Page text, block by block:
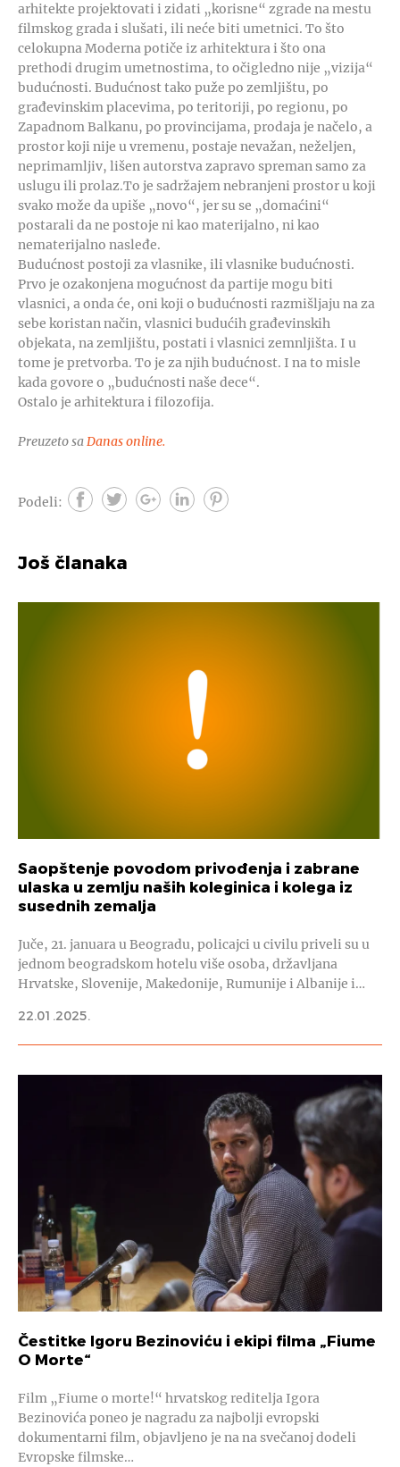
arhitekte projektovati i zidati „korisne“ zgrade na mestu
filmskog grada i slušati, ili neće biti umetnici. To što
celokupna Moderna potiče iz arhitektura i što ona
prethodi drugim umetnostima, to očigledno nije „vizija“
budućnosti. Budućnost tako puže po zemljištu, po
građevinskim placevima, po teritoriji, po regionu, po
Zapadnom Balkanu, po provincijama, prodaja je načelo, a
prostor koji nije u vremenu, postaje nevažan, neželjen,
neprimamljiv, lišen autorstva zapravo spreman samo za
uslugu ili prolaz.To je sadržajem nebranjeni prostor u koji
svako može da upiše „novo“, jer su se „domaćini“
postarali da ne postoje ni kao materijalno, ni kao
nematerijalno nasleđe.
Budućnost postoji za vlasnike, ili vlasnike budućnosti.
Prvo je ozakonjena mogućnost da partije mogu biti
vlasnici, a onda će, oni koji o budućnosti razmišljaju na za
sebe koristan način, vlasnici budućih građevinskih
objekata, na zemljištu, postati i vlasnici zemnljišta. I u
tome je pretvorba. To je za njih budućnost. I na to misle
kada govore o „budućnosti naše dece“.
Ostalo je arhitektura i filozofija.
Preuzeto saDanas online.
Podeli:
Još članaka
Saopštenje povodom privođenja i zabrane
ulaska u zemlju naših koleginica i kolega iz
susednih zemalja
Juče, 21. januara u Beogradu, policajci u civilu priveli su u
jednom beogradskom hotelu više osoba, državljana
Hrvatske, Slovenije, Makedonije, Rumunije i Albanije i…
22.01.2025.
Čestitke Igoru Bezinoviću i ekipi filma „Fiume
O Morte“
Film „Fiume o morte!“ hrvatskog reditelja Igora
Bezinovića poneo je nagradu za najbolji evropski
dokumentarni film, objavljeno je na na svečanoj dodeli
Evropske filmske…